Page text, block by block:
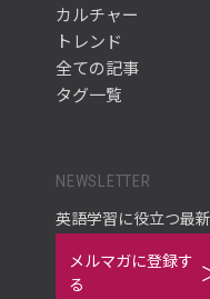
カルチャー
トレンド
全ての記事
タグ一覧
NEWSLETTER
英語学習に役立つ最
メルマガに登録す
る